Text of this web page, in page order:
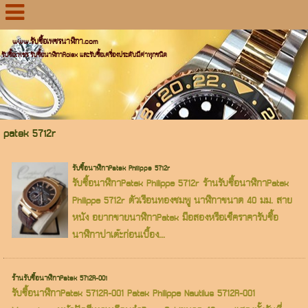
www.รับซื้อเพชรนาฬิกา.com
รับซื้อเพชร รับซื้อนาฬิกาRolex และรับซื้อเครื่องประดับมีค่าทุกชนิด
patek 5712r
รับซื้อนาฬิกาPatek Philippe 5712r
รับซื้อนาฬิกาPatek Philippe 5712r ร้านรับซื้อนาฬิกาPatek
Philippe 5712r ตัวเรือนทองชมพู นาฬิกาขนาด 40 มม. สาย
หนัง อยากขายนาฬิกาPatek มือสองหรือเช็คราคารับซื้อ
นาฬิกาปาเต๊ะก่อนเบื้อง...
ร้านรับซื้อนาฬิกาPatek 5712R-001
รับซื้อนาฬิกาPatek 5712R-001 Patek Philippe Nautilus 5712R-001